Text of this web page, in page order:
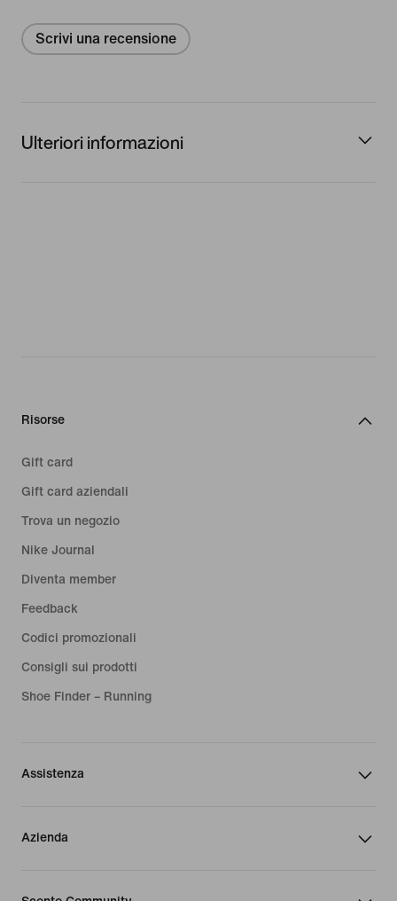
Scrivi una recensione
Ulteriori informazioni
Risorse
Gift card
Gift card aziendali
Trova un negozio
Nike Journal
Diventa member
Feedback
Codici promozionali
Consigli sui prodotti
Shoe Finder – Running
Assistenza
Azienda